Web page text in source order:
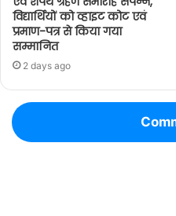
विद्यार्थियों को व्हाइट कोट एवं
प्रमाण-पत्र से किया गया
सम्मानित
2 days ago